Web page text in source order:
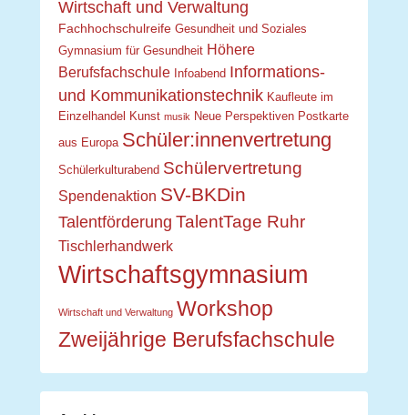
Fachbereich Technik Fachbereich
Wirtschaft und Verwaltung
Fachhochschulreife
Gesundheit und Soziales
Berufsfachschule
Infoabend
Informations-
und Kommunikationstechnik
Kaufleute im
Einzelhandel
Postkarte
aus Europa Schüler:innenvertretung
Schülerkulturabend Schülervertretung
Spendenaktion SV-BKDin
Talentförderung
Tischlerhandwerk
Wirtschaftsgymnasium
Wirtschaft und Verwaltung
Workshop
Zweijährige Berufsfachschule